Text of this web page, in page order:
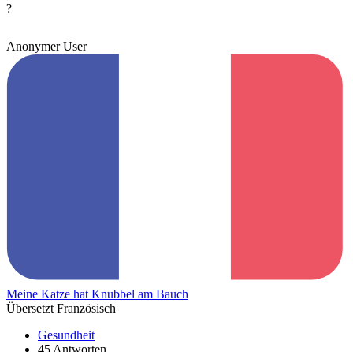
?
Anonymer User
Meine Katze hat Knubbel am Bauch
Übersetzt Französisch
Gesundheit
45 Antworten